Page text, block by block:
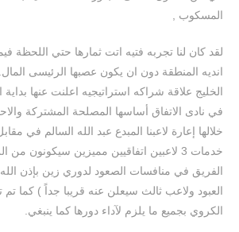
المسكوب ,
لقد كان لنا تجربه فتيه اتت ثمارها حتي اللحظة
انديه المنطقة دون ان يكون عصبها الرئيسى
الخليج علاقة شراكه استراتيجيه اعلنت عنها
في نادى الاتفاق أساسها المصلحة المشتركة
خلالها إعارة لاعبنا المبدع عبد الله السالم في
خدمات 3 لاعبين اتفاقيين مميزين سيكونون
الفريق في منافسات الصعود لدوري زين بإذن
العبود ولاعب ثالث سيعلن عنه قريبا جداً ) كما تم
الكروي بجميع ما يلزم لآداء دورها كما ينبغي.